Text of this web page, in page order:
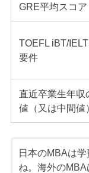
GRE平均スコア
TOEFL iBT/
要件
直近卒業生年収
値（又は中間値）
日本のMBAは
ね。海外の